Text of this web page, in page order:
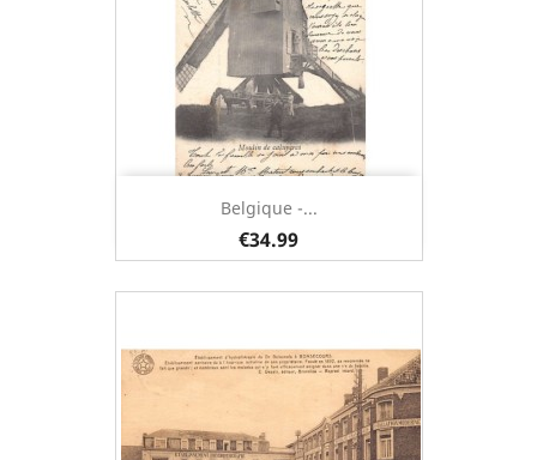
Belgique -...
€34.99